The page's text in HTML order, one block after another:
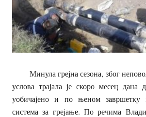
Минула грејна сезона, због
услова трајала је скоро месец
уобичајено и по њеном завршетку
система за грејање. По речима